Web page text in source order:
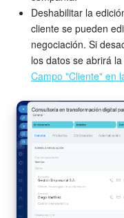
Deshabilitar la
cliente se pueden
negociación. Si
los datos se abrirá
Campo "Cliente" en